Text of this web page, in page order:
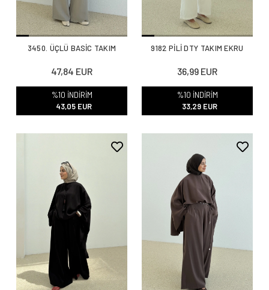
3450. ÜÇLÜ BASİC TAKIM
47,84 EUR
%10 İNDİRİM
43,05 EUR
9182 PİLİ DTY TAKIM EKRU
36,99 EUR
%10 İNDİRİM
33,29 EUR